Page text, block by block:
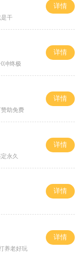
干
详情
冲终极
详情
助免费
详情
永久
详情
详情
养老好玩
详情